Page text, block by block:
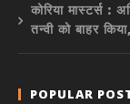
कोरिया मास्टर्स :
तन्वी को बाहर
POPULAR